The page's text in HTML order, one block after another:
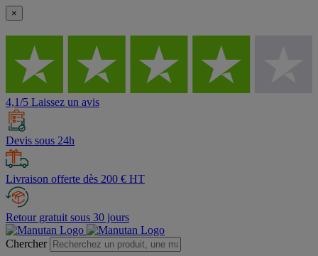
×
4,1/5 Laissez un avis
Devis sous 24h
Livraison offerte dès 200 € HT
Retour gratuit sous 30 jours
Chercher